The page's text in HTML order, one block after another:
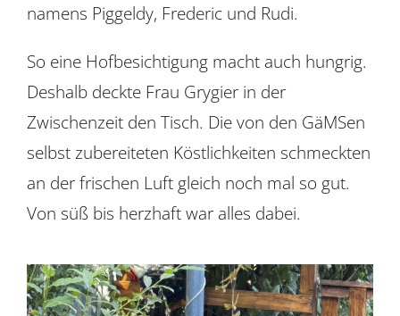
namens Piggeldy, Frederic und Rudi.
So eine Hofbesichtigung macht auch hungrig.
Deshalb deckte Frau Grygier in der
Zwischenzeit den Tisch. Die von den GäMSen
selbst zubereiteten Köstlichkeiten schmeckten
an der frischen Luft gleich noch mal so gut.
Von süß bis herzhaft war alles dabei.